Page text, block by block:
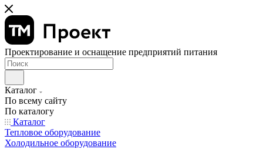
Проектирование и оснащение предприятий питания
Каталог
По всему сайту
По каталогу
Каталог
Тепловое оборудование
Холодильное оборудование